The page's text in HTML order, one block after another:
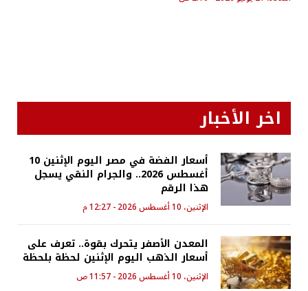
اخر الأخبار
أسعار الفضة في مصر اليوم الإثنين 10
أغسطس 2026.. والجرام النقي يسجل
هذا الرقم
الإثنين، 10 أغسطس 2026 - 12:27 م
المعدن الأصفر يتحرك بقوة.. تعرف على
أسعار الذهب اليوم الإثنين لحظة بلحظة
الإثنين، 10 أغسطس 2026 - 11:57 ص